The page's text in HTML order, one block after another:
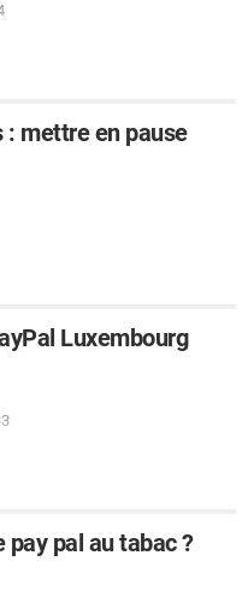
: mettre en pause
Luxembourg
pay pal au tabac ?